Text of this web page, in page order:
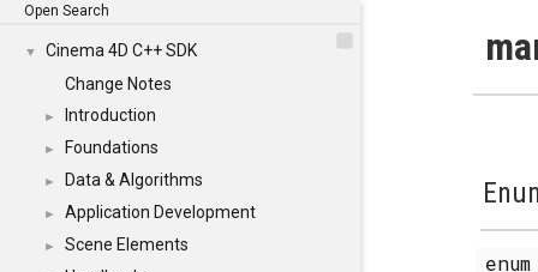
Open Search
▼
Cinema 4D C++ SDK
Change Notes
► Introduction
► Foundations
► Data & Algorithms
► Application Development
► Scene Elements